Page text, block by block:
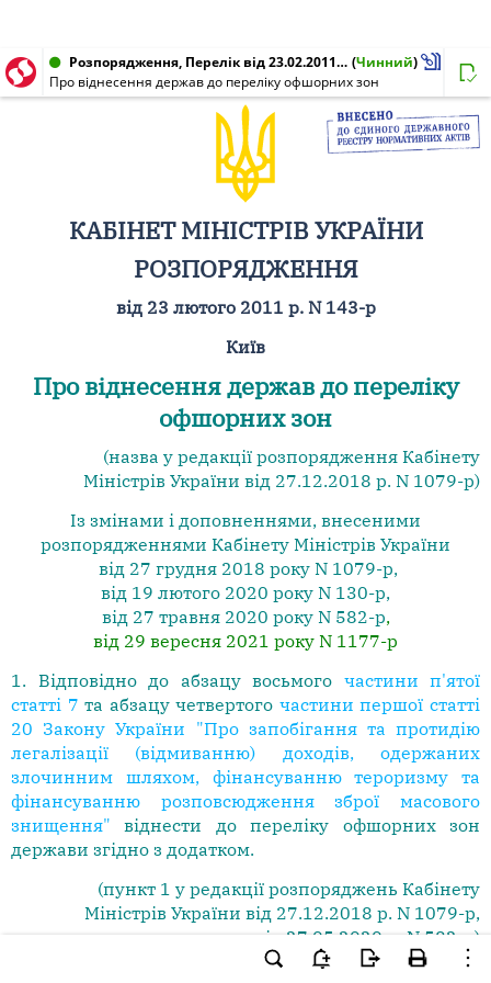
Розпорядження, Перелік від 23.02.2011 № 143-р (Чинний)
Про віднесення держав до переліку офшорних зон